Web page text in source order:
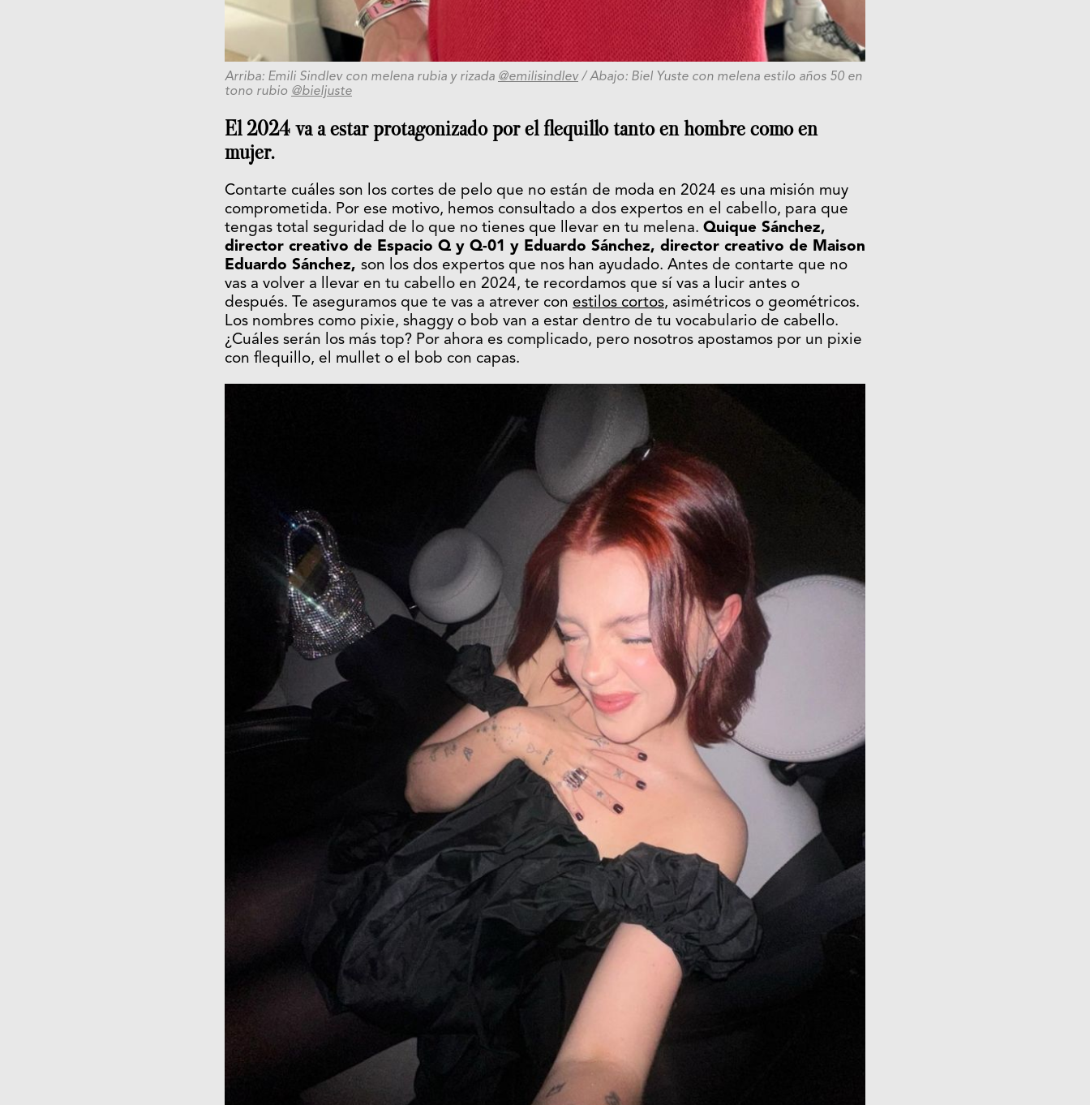
Arriba: Emili Sindlev con melena rubia y rizada @emilisindlev/ Abajo: Biel Yuste con melena estilo años 50 en
tono rubio @bieljuste
El 2024 va a estar protagonizado por el flequillo tanto en hombre como en
mujer.
Contarte cuáles son los cortes de pelo que no están de moda en 2024 es una misión muy
comprometida. Por ese motivo, hemos consultado a dos expertos en el cabello, para que
tengas total seguridad de lo que no tienes que llevar en tu melena. Quique Sánchez,
director creativo de Espacio Q y Q-01 y Eduardo Sánchez, director creativo de Maison
Eduardo Sánchez, son los dos expertos que nos han ayudado. Antes de contarte que no
vas a volver a llevar en tu cabello en 2024, te recordamos que sí vas a lucir antes o
después. Te aseguramos que te vas a atrever con estilos cortos, asimétricos o geométricos.
Los nombres como pixie, shaggy o bob van a estar dentro de tu vocabulario de cabello.
¿Cuáles serán los más top? Por ahora es complicado, pero nosotros apostamos por un pixie
con flequillo, el mullet o el bob con capas.